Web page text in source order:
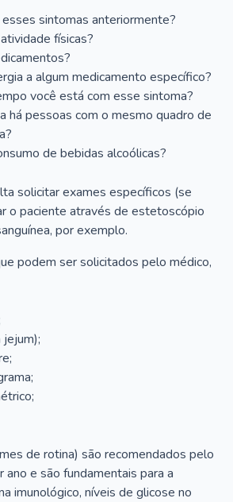
sintomas anteriormente?
físicas?
a algum medicamento específico?
você está com esse sintoma?
há pessoas com o mesmo quadro de
de bebidas alcoólicas?
solicitar exames específicos (se
o paciente através de estetoscópio
por exemplo.
podem ser solicitados pelo médico,
jejum);
de rotina) são recomendados pelo
ano e são fundamentais para a
imunológico, níveis de glicose no